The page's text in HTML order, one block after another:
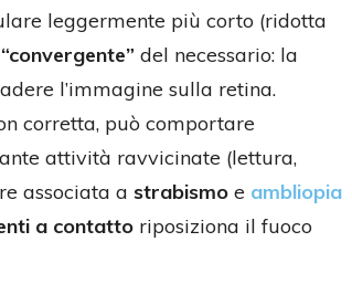
leggermente più corto (ridotta
del necessario: la
l’immagine sulla retina.
corretta, può comportare
attività ravvicinate (lettura,
associata a strabismo e ambliopia
a contatto riposiziona il fuoco